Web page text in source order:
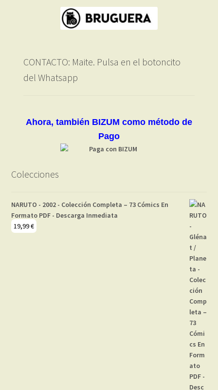
CONTACTO: Maite. Pulsa en el botoncito
del Whatsapp
Ahora, también BIZUM como método de
Pago
Colecciones
NARUTO - 2002 - Colección Completa – 73 Cómics En
Formato PDF - Descarga Inmediata
19,99€